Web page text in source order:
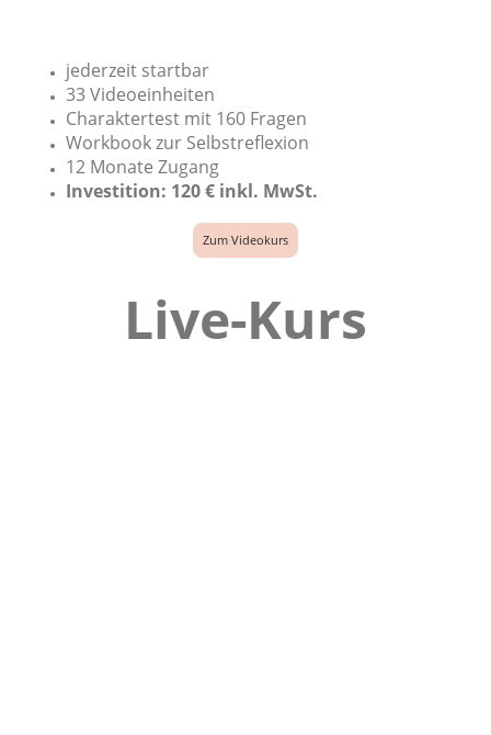
jederzeit startbar
33 Videoeinheiten
Charaktertest mit 160 Fragen
Workbook zur Selbstreflexion
12 Monate Zugang
Investition: 120 € inkl. MwSt.
Zum Videokurs
Live-Kurs